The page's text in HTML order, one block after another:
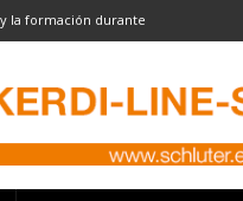
la formación durante
REVISTA